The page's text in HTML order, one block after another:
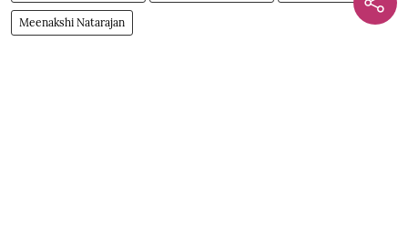
Meenakshi Natarajan